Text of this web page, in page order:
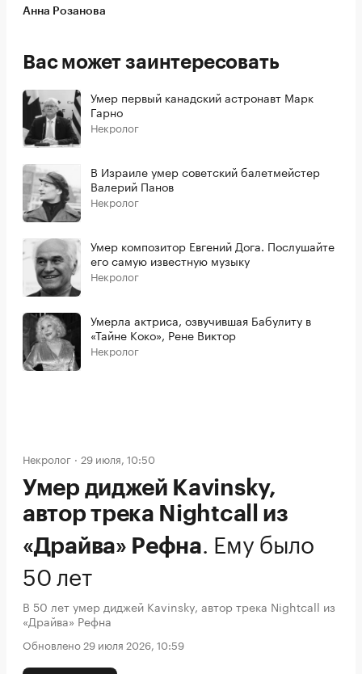
Анна Розанова
Вас может заинтересовать
Умер первый канадский астронавт Марк
Гарно
Некролог
В Израиле умер советский балетмейстер
Валерий Панов
Некролог
Умер композитор Евгений Дога. Послушайте
его самую известную музыку
Некролог
Умерла актриса, озвучившая Бабулиту в
«Тайне Коко», Рене Виктор
Некролог
Некролог 29 июля, 10:50
Умер диджей Kavinsky,
автор трека Nightcall из
«Драйва» Рефна
Ему было
50 лет
В 50 лет умер диджей Kavinsky, автор трека Nightcall из
«Драйва» Рефна
Обновлено 29 июля 2026, 10:59